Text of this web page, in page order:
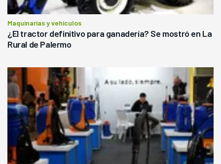
Maquinarias y vehículos
¿El tractor definitivo para ganadería? Se mostró en La
Rural de Palermo